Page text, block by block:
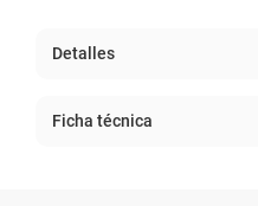
Detalles
Ficha técnica